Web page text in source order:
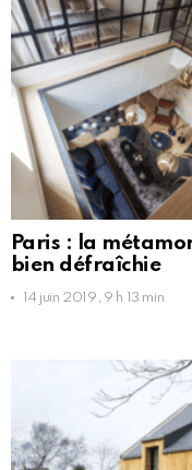
Paris : la
bien défraîchie
14 juin 2019, 9 h 13 min